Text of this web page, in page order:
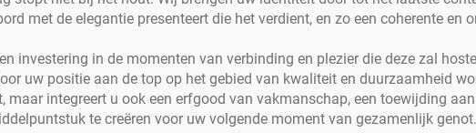
met de elegantie presenteert die het verdient, en zo een coherente en
investering in de momenten van verbinding en plezier die deze zal
uw positie aan de top op het gebied van kwaliteit en duurzaamheid
integreert u ook een erfgood van vakmanschap, een toewijding
te creëren voor uw volgende moment van gezamenlijk genot.